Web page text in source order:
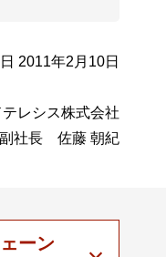
2011年2月10日
レシス株式会社
社長 佐藤 朝紀
ーン